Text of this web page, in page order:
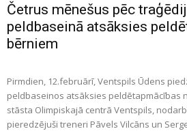
Četrus mēnešus pēc
peldbaseinā atsāksies
bērniem
Pirmdien, 12.februārī, Ventspils Ūdens
peldbaseinos atsāksies peldētapmācības
stāsta Olimpiskajā centrā Ventspils,
pieredzējuši treneri Pāvels Vilcāns un